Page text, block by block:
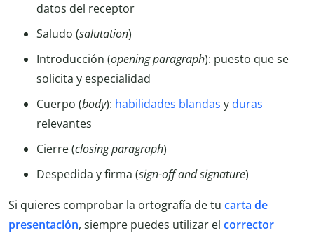
datos del receptor
Saludo (salutation)
Introducción (opening paragraph): puesto que se
solicita y especialidad
Cuerpo (body): habilidades blandas y duras
relevantes
Cierre (closing paragraph)
Despedida y firma (sign-off and signature)
Si quieres comprobar la ortografía de tu carta de
presentación, siempre puedes utilizar el corrector